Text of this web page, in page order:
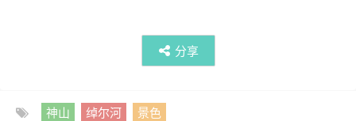
分享
神山 绰尔河 景色